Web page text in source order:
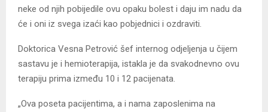
neke od njih pobijedile ovu opaku bolest i daju im nadu da
će i oni iz svega izaći kao pobjednici i ozdraviti.
Doktorica Vesna Petrović šef internog odjeljenja u čijem
sastavu je i hemioterapija, istakla je da svakodnevno ovu
terapiju prima između 10 i 12 pacijenata.
„Ova poseta pacijentima, a i nama zaposlenima na